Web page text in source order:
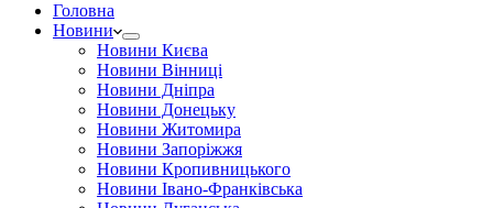
Головна
Новини
Новини Києва
Новини Вінниці
Новини Дніпра
Новини Донецьку
Новини Житомира
Новини Запоріжжя
Новини Кропивницького
Новини Івано-Франківська